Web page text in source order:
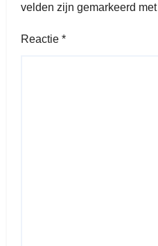
velden zijn gemarkeerd met
Reactie *